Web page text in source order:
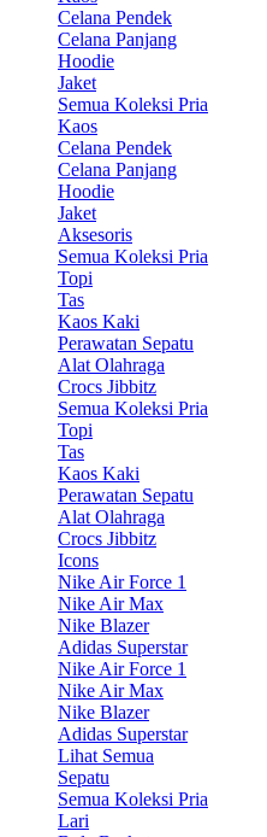
Celana Pendek
Celana Panjang
Hoodie
Jaket
Semua Koleksi Pria
Kaos
Celana Pendek
Celana Panjang
Hoodie
Jaket
Aksesoris
Semua Koleksi Pria
Topi
Tas
Kaos Kaki
Perawatan Sepatu
Alat Olahraga
Crocs Jibbitz
Semua Koleksi Pria
Topi
Tas
Kaos Kaki
Perawatan Sepatu
Alat Olahraga
Crocs Jibbitz
Icons
Nike Air Force 1
Nike Air Max
Nike Blazer
Adidas Superstar
Nike Air Force 1
Nike Air Max
Nike Blazer
Adidas Superstar
Lihat Semua
Sepatu
Semua Koleksi Pria
Lari